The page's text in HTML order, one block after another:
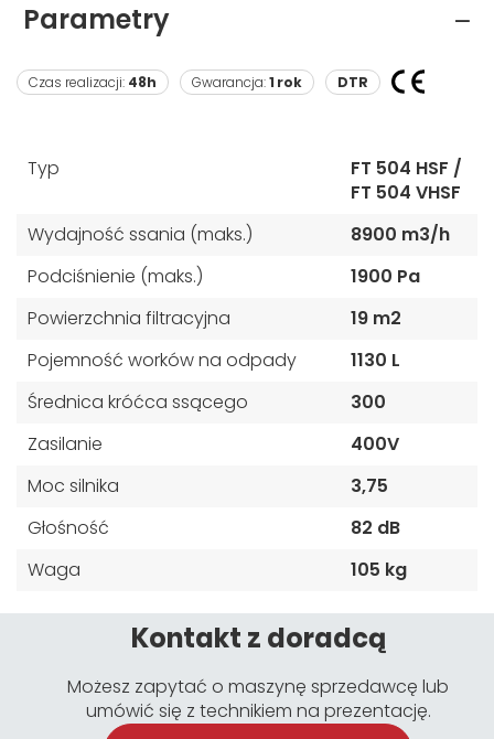
Parametry
Czas realizacji: 48h Gwarancja:1 rok DTR
Typ
FT 504 HSF /
FT 504 VHSF
Wydajność ssania (maks.)
8900 m3/h
Podciśnienie (maks.)
1900 Pa
Powierzchnia filtracyjna
19 m2
Pojemność worków na odpady
1130 L
Średnica króćca ssącego
300
Zasilanie
400V
Moc silnika
3,75
Głośność
82 dB
Waga
105 kg
Kontakt z doradcą
Możesz zapytać o maszynę sprzedawcę lub
umówić się z technikiem na prezentację.